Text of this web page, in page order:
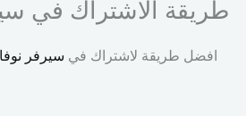
طريقة الاشتراك في
افضل طريقة لاشتراك في سيرفر نوفا